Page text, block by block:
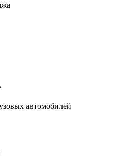
автомобилей